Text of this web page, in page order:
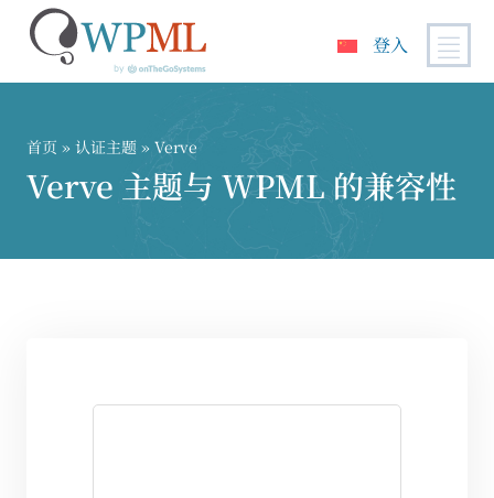
登入
首页 » 认证主题 » Verve
Verve 主题与 WPML 的兼容性